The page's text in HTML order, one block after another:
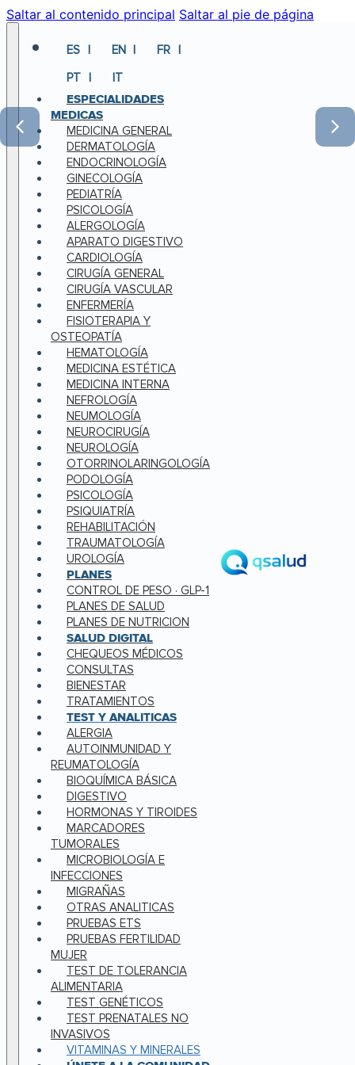
Saltar al contenido principal Saltar al pie de página
ES EN
FR
PT
IT
ESPECIALIDADES
MEDICAS
MEDICINA GENERAL
DERMATOLOGÍA
ENDOCRINOLOGÍA
GINECOLOGÍA
PEDIATRÍA
PSICOLOGÍA
ALERGOLOGÍA
APARATO DIGESTIVO
CARDIOLOGÍA
CIRUGÍA GENERAL
CIRUGÍA VASCULAR
ENFERMERÍA
FISIOTERAPIA Y
OSTEOPATÍA
HEMATOLOGÍA
MEDICINA ESTÉTICA
MEDICINA INTERNA
NEFROLOGÍA
NEUMOLOGÍA
NEUROCIRUGÍA
NEUROLOGÍA
OTORRINOLARINGOLOGÍA
PODOLOGÍA
PSICOLOGÍA
PSIQUIATRÍA
REHABILITACIÓN
TRAUMATOLOGÍA
UROLOGÍA
PLANES
CONTROL DE PESO · GLP-1
PLANES DE SALUD
PLANES DE NUTRICION
SALUD DIGITAL
CHEQUEOS MÉDICOS
CONSULTAS
BIENESTAR
TRATAMIENTOS
TEST Y ANALITICAS
ALERGIA
AUTOINMUNIDAD Y
REUMATOLOGÍA
BIOQUÍMICA BÁSICA
DIGESTIVO
HORMONAS Y TIROIDES
MARCADORES
TUMORALES
MICROBIOLOGÍA E
INFECCIONES
MIGRAÑAS
OTRAS ANALITICAS
PRUEBAS ETS
PRUEBAS FERTILIDAD
MUJER
TEST DE TOLERANCIA
ALIMENTARIA
TEST GENÉTICOS
TEST PRENATALES NO
INVASIVOS
VITAMINAS Y MINERALES